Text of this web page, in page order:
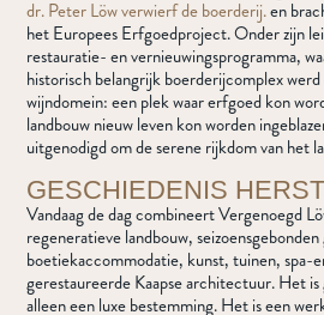
dr. Peter Löw verwierf de boerderij.en
het Europees Erfgoedproject. Onder zijn
restauratie- en vernieuwingsprogramma,
historisch belangrijk boerderijcomplex
wijndomein: een plek waar erfgoed kon
landbouw nieuw leven kon worden
uitgenodigd om de serene rijkdom van het
GESCHIEDENIS
Vandaag de dag combineert Vergenoegd
regeneratieve landbouw,
boetiekaccommodatie, kunst, tuinen, spa-
gerestaureerde Kaapse architectuur. Het
alleen een luxe bestemming. Het is een